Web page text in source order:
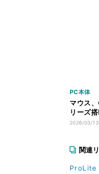
PC本体
マウス
リーズ
27日発売
2026/03/13
関連
ProLite